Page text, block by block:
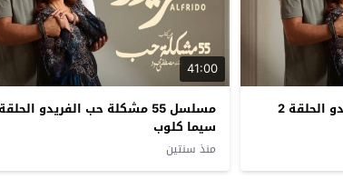
مسلسل 55 مشكلة حب الفريدو الحلقة 2
41:00
سيما كلوب
منذ سنتين